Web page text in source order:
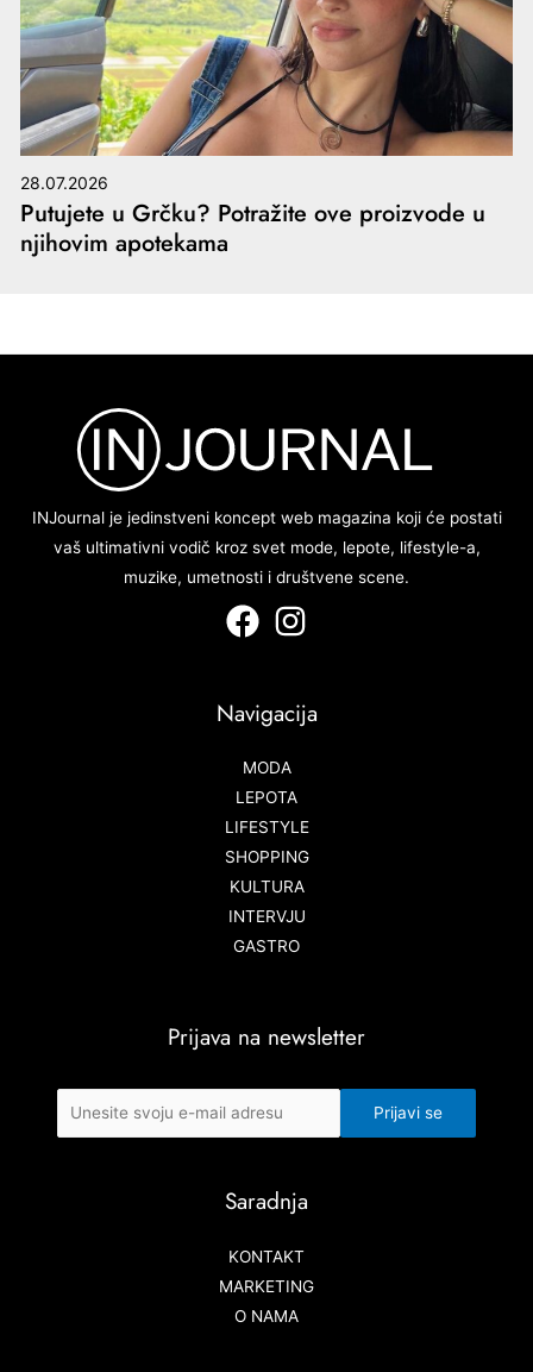
28.07.2026
Putujete u Grčku? Potražite ove proizvode u
njihovim apotekama
INJournal je jedinstveni koncept web magazina koji će postati
vaš ultimativni vodič kroz svet mode, lepote, lifestyle-a,
muzike, umetnosti i društvene scene.
Navigacija
MODA
LEPOTA
LIFESTYLE
SHOPPING
KULTURA
INTERVJU
GASTRO
Prijava na newsletter
Saradnja
KONTAKT
MARKETING
O NAMA